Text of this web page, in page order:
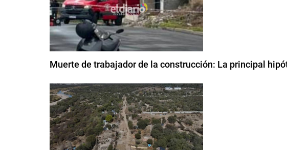
Muerte de trabajador de la construcción: La principal